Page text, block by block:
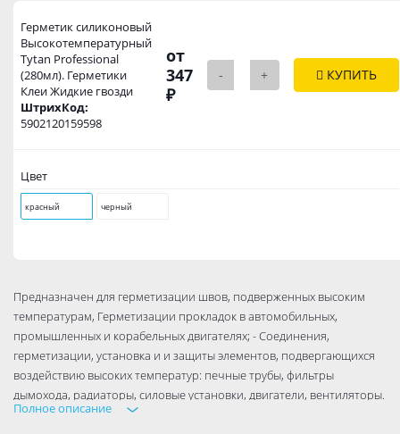
Герметик силиконовый
Высокотемпературный
Tytan Professional
(280мл). Герметики
Клеи Жидкие гвозди
ШтрихКод:
5902120159598
от
347
₽
- + КУПИТЬ
Цвет
красный черный
Предназначен для герметизации швов, подверженных высоким
температурам, Герметизации прокладок в автомобильных,
промышленных и корабельных двигателях; - Соединения,
герметизации, установка и и защиты элементов, подвергающихся
воздействию высоких температур: печные трубы, фильтры
дымохода, радиаторы, силовые установки, двигатели, вентиляторы.
Основа: силиконовый полимер с кислотной системой;
Полное описание